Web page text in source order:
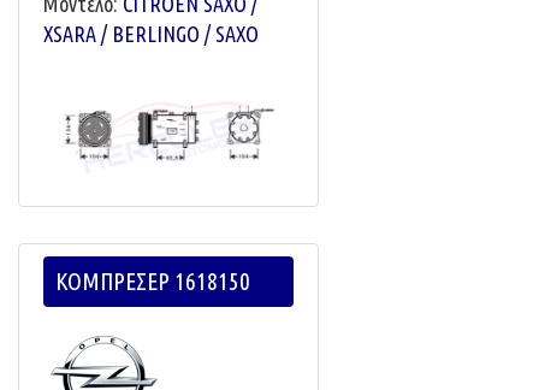
XSARA / BERLINGO / SAXO
ΚΟΜΠΡΕΣΕΡ 1618150